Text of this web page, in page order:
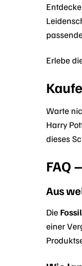
Erlebe
Warte
Harry
dieses
FAQ
Aus
Die
einer